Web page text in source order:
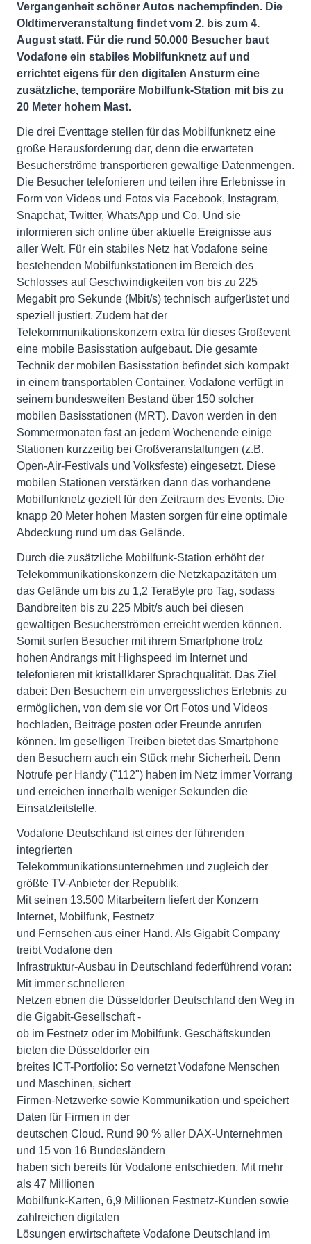
Vergangenheit schöner Autos nachempfinden. Die
Oldtimerveranstaltung findet vom 2. bis zum 4.
August statt. Für die rund 50.000 Besucher baut
Vodafone ein stabiles Mobilfunknetz auf und
errichtet eigens für den digitalen Ansturm eine
zusätzliche, temporäre Mobilfunk-Station mit bis zu
20 Meter hohem Mast.
Die drei Eventtage stellen für das Mobilfunknetz eine
große Herausforderung dar, denn die erwarteten
Besucherströme transportieren gewaltige Datenmengen.
Die Besucher telefonieren und teilen ihre Erlebnisse in
Form von Videos und Fotos via Facebook, Instagram,
Snapchat, Twitter, WhatsApp und Co. Und sie
informieren sich online über aktuelle Ereignisse aus
aller Welt. Für ein stabiles Netz hat Vodafone seine
bestehenden Mobilfunkstationen im Bereich des
Schlosses auf Geschwindigkeiten von bis zu 225
Megabit pro Sekunde (Mbit/s) technisch aufgerüstet und
speziell justiert. Zudem hat der
Telekommunikationskonzern extra für dieses Großevent
eine mobile Basisstation aufgebaut. Die gesamte
Technik der mobilen Basisstation befindet sich kompakt
in einem transportablen Container. Vodafone verfügt in
seinem bundesweiten Bestand über 150 solcher
mobilen Basisstationen (MRT). Davon werden in den
Sommermonaten fast an jedem Wochenende einige
Stationen kurzzeitig bei Großveranstaltungen (z.B.
Open-Air-Festivals und Volksfeste) eingesetzt. Diese
mobilen Stationen verstärken dann das vorhandene
Mobilfunknetz gezielt für den Zeitraum des Events. Die
knapp 20 Meter hohen Masten sorgen für eine optimale
Abdeckung rund um das Gelände.
Durch die zusätzliche Mobilfunk-Station erhöht der
Telekommunikationskonzern die Netzkapazitäten um
das Gelände um bis zu 1,2 TeraByte pro Tag, sodass
Bandbreiten bis zu 225 Mbit/s auch bei diesen
gewaltigen Besucherströmen erreicht werden können.
Somit surfen Besucher mit ihrem Smartphone trotz
hohen Andrangs mit Highspeed im Internet und
telefonieren mit kristallklarer Sprachqualität. Das Ziel
dabei: Den Besuchern ein unvergessliches Erlebnis zu
ermöglichen, von dem sie vor Ort Fotos und Videos
hochladen, Beiträge posten oder Freunde anrufen
können. Im geselligen Treiben bietet das Smartphone
den Besuchern auch ein Stück mehr Sicherheit. Denn
Notrufe per Handy ("112") haben im Netz immer Vorrang
und erreichen innerhalb weniger Sekunden die
Einsatzleitstelle.
Vodafone Deutschland ist eines der führenden
integrierten
Telekommunikationsunternehmen und zugleich der
größte TV-Anbieter der Republik.
Mit seinen 13.500 Mitarbeitern liefert der Konzern
Internet, Mobilfunk, Festnetz
und Fernsehen aus einer Hand. Als Gigabit Company
treibt Vodafone den
Infrastruktur-Ausbau in Deutschland federführend voran:
Mit immer schnelleren
Netzen ebnen die Düsseldorfer Deutschland den Weg in
die Gigabit-Gesellschaft -
ob im Festnetz oder im Mobilfunk. Geschäftskunden
bieten die Düsseldorfer ein
breites ICT-Portfolio: So vernetzt Vodafone Menschen
und Maschinen, sichert
Firmen-Netzwerke sowie Kommunikation und speichert
Daten für Firmen in der
deutschen Cloud. Rund 90 % aller DAX-Unternehmen
und 15 von 16 Bundesländern
haben sich bereits für Vodafone entschieden. Mit mehr
als 47 Millionen
Mobilfunk-Karten, 6,9 Millionen Festnetz-Kunden sowie
zahlreichen digitalen
Lösungen erwirtschaftete Vodafone Deutschland im